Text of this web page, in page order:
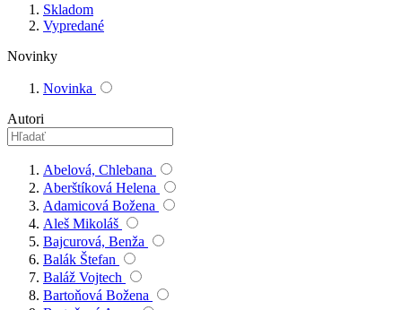
Skladom
Vypredané
Novinky
Novinka
Autori
Abelová, Chlebana
Aberštíková Helena
Adamicová Božena
Aleš Mikoláš
Bajcurová, Benža
Balák Štefan
Baláž Vojtech
Bartoňová Božena